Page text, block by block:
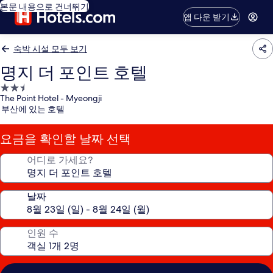
본문 내용으로 건너뛰기
앱 다운 받기
숙박 시설 모두 보기
명지 더 포인트 호텔
2.5
성
급
숙
박
시
The Point Hotel - Myeongji
부산에 있는 호텔
요금을 확인할 날짜 선택
어디로 가세요?
날짜
인원 수